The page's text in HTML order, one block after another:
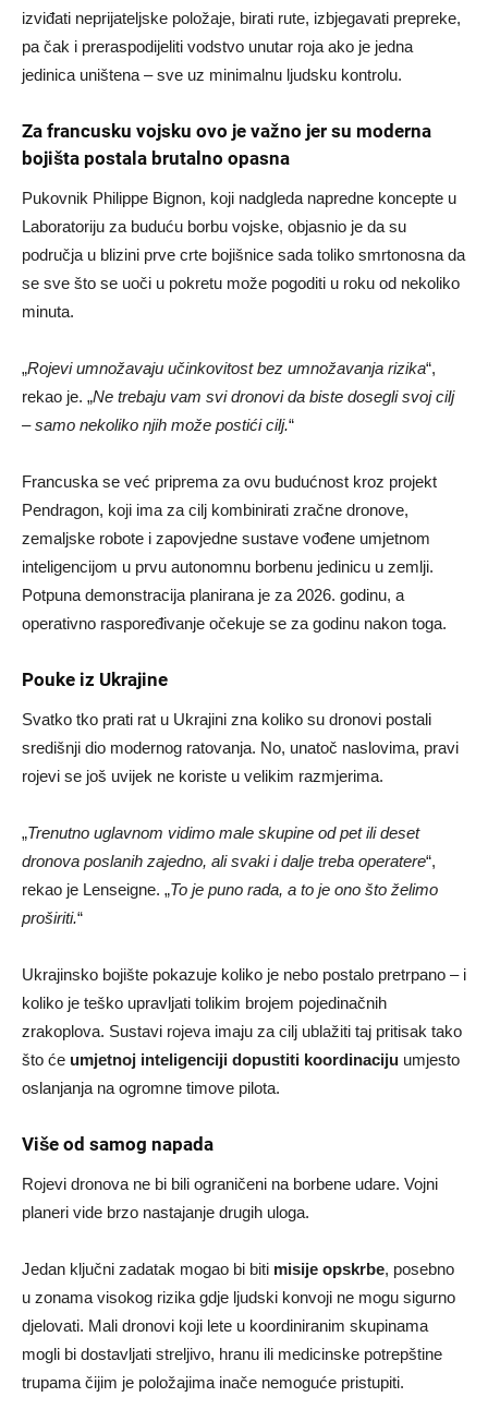
izviđati neprijateljske položaje, birati rute, izbjegavati prepreke,
pa čak i preraspodijeliti vodstvo unutar roja ako je jedna
jedinica uništena – sve uz minimalnu ljudsku kontrolu.
Za francusku vojsku ovo je važno jer su moderna
bojišta postala brutalno opasna
Pukovnik Philippe Bignon, koji nadgleda napredne koncepte u
Laboratoriju za buduću borbu vojske, objasnio je da su
područja u blizini prve crte bojišnice sada toliko smrtonosna da
se sve što se uoči u pokretu može pogoditi u roku od nekoliko
minuta.
„Rojevi umnožavaju učinkovitost bez umnožavanja rizika“,
rekao je. „Ne trebaju vam svi dronovi da biste dosegli svoj cilj
– samo nekoliko njih može postići cilj.“
Francuska se već priprema za ovu budućnost kroz projekt
Pendragon, koji ima za cilj kombinirati zračne dronove,
zemaljske robote i zapovjedne sustave vođene umjetnom
inteligencijom u prvu autonomnu borbenu jedinicu u zemlji.
Potpuna demonstracija planirana je za 2026. godinu, a
operativno raspoređivanje očekuje se za godinu nakon toga.
Pouke iz Ukrajine
Svatko tko prati rat u Ukrajini zna koliko su dronovi postali
središnji dio modernog ratovanja. No, unatoč naslovima, pravi
rojevi se još uvijek ne koriste u velikim razmjerima.
„Trenutno uglavnom vidimo male skupine od pet ili deset
dronova poslanih zajedno, ali svaki i dalje treba operatere“,
rekao je Lenseigne. „To je puno rada, a to je ono što želimo
proširiti.“
Ukrajinsko bojište pokazuje koliko je nebo postalo pretrpano – i
koliko je teško upravljati tolikim brojem pojedinačnih
zrakoplova. Sustavi rojeva imaju za cilj ublažiti taj pritisak tako
što će umjetnoj inteligenciji dopustiti koordinaciju umjesto
oslanjanja na ogromne timove pilota.
Više od samog napada
Rojevi dronova ne bi bili ograničeni na borbene udare. Vojni
planeri vide brzo nastajanje drugih uloga.
Jedan ključni zadatak mogao bi biti misije opskrbe, posebno
u zonama visokog rizika gdje ljudski konvoji ne mogu sigurno
djelovati. Mali dronovi koji lete u koordiniranim skupinama
mogli bi dostavljati streljivo, hranu ili medicinske potrepštine
trupama čijim je položajima inače nemoguće pristupiti.